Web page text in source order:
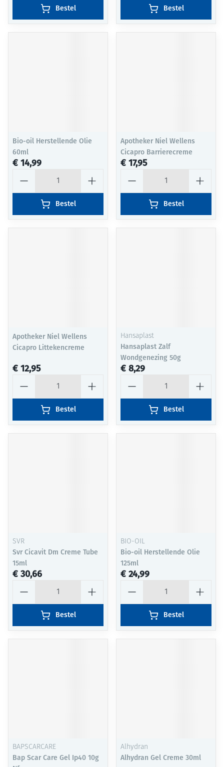
Bestel Bestel
Bio-oil Herstellende Olie
60ml
€ 14,99
Bestel
Apotheker Niel Wellens
Cicapro Barrierecreme
€ 17,95
Bestel
Apotheker Niel Wellens
Cicapro Littekencreme
€ 12,95
Bestel
Hansaplast
Hansaplast Zalf
Wondgenezing 50g
€ 8,29
Bestel
SVR
Svr Cicavit Dm Creme Tube
15ml
€ 30,66
Bestel
BIO-OIL
Bio-oil Herstellende Olie
125ml
€ 24,99
Bestel
BAPSCARCARE
Bap Scar Care Gel Ip40 10g
Alhydran
Alhydran Gel Creme 30ml